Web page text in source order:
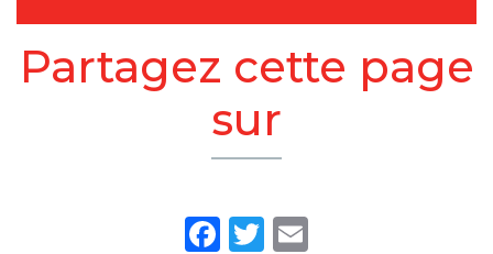
Partagez cette page
sur
Facebook
Twitter